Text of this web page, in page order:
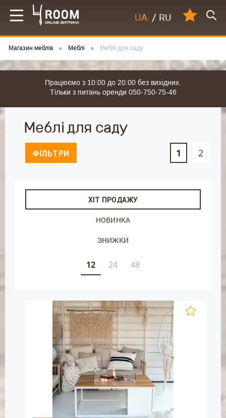
UA / RU
Магазин меблів Меблі Меблі для саду
Працюємо з 10:00 до 20:00 без вихідних.
Тільки з питань оренди 050-750-75-46
Меблі для саду
ФІЛЬТРИ 1 2
ХІТ ПРОДАЖУ
НОВИНКА
ЗНИЖКИ
12 24 48